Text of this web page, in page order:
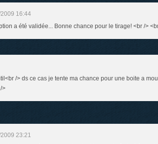
16:44
a été validée... Bonne chance pour le tirage! <br />
/> ds ce cas je tente ma chance pour une boite a
>
23:21